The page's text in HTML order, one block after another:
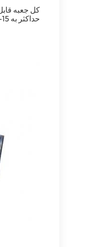
کل جعبه
حداکثر به 15-20 سال برسد.